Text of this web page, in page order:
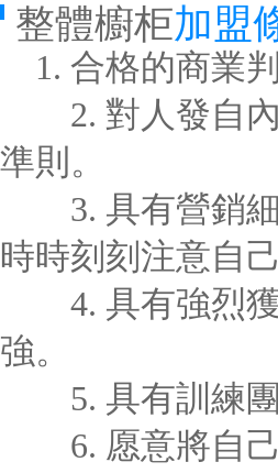
整體櫥柜加盟
1. 合格的商業
2. 對人發自內
準則。
3. 具有營銷細
時時刻刻注意自
4. 具有強烈獲
強。
5. 具有訓練團
6. 愿意將自己